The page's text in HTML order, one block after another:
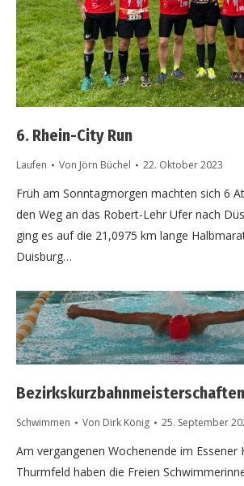
6. Rhein-City Run
Laufen Von Jörn Büchel 22. Oktober 2023
Früh am Sonntagmorgen machten sich 6
den Weg an das Robert-Lehr Ufer nach
ging es auf die 21,0975 km lange
Duisburg…
Schwimmen Von Dirk König 25. September
Am vergangenen Wochenende im Essener
Thurmfeld haben die Freien